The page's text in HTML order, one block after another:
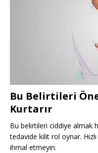
Bu Belirtileri
Kurtarır
Bu belirtileri ciddiye almak
tedavide kilit rol oynar.
ihmal etmeyin.